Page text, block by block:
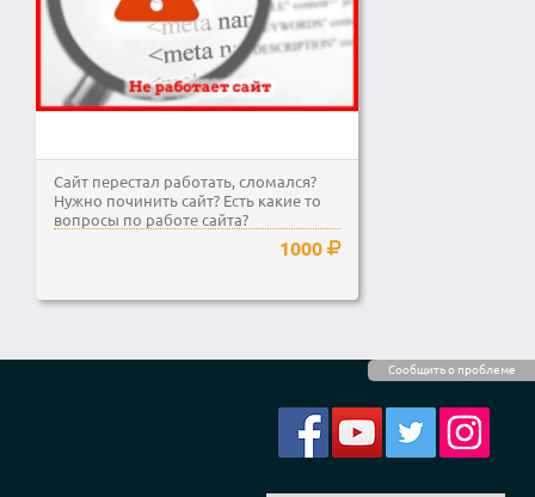
Сообщить о проблеме
Сайт перестал работать, сломался?
Нужно починить сайт? Есть какие то
вопросы по работе сайта?
1000